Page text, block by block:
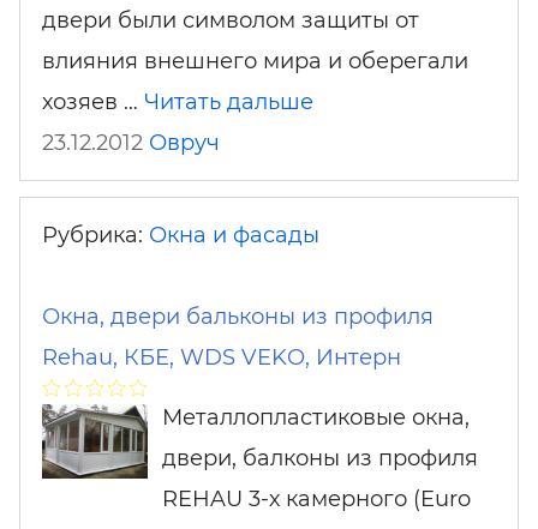
двери были символом защиты от
влияния внешнего мира и оберегали
хозяев … Читать дальше
23.12.2012 Овруч
Рубрика: Окна и фасады
Окна, двери бальконы из профиля
Rehau, КБЕ, WDS VEKO, Интерн
Металлопластиковые окна,
двери, балконы из профиля
REHAU 3-х камерного (Euro